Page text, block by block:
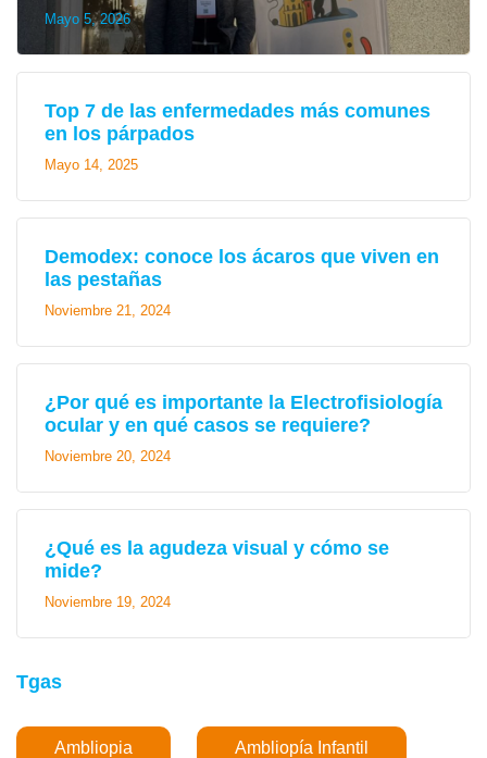
Mayo 5, 2026
Top 7 de las enfermedades más comunes
en los párpados
Mayo 14, 2025
Demodex: conoce los ácaros que viven en
las pestañas
Noviembre 21, 2024
¿Por qué es importante la Electrofisiología
ocular y en qué casos se requiere?
Noviembre 20, 2024
¿Qué es la agudeza visual y cómo se
mide?
Noviembre 19, 2024
Tgas
Ambliopia Ambliopía Infantil